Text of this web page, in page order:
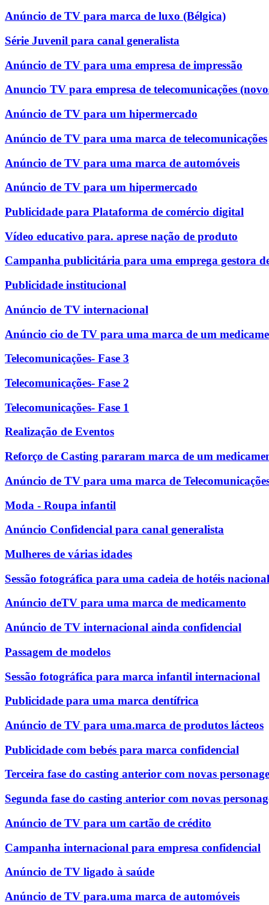
Anúncio de TV para marca de luxo (Bélgica)
Série Juvenil para canal generalista
Anúncio de TV para uma empresa de impressão
Anuncio TV para empresa de telecomunicações
Anúncio de TV para um hipermercado
Anúncio de TV para uma marca de telecomunicações
Anúncio de TV para uma marca de automóveis
Anúncio de TV para um hipermercado
Publicidade para Plataforma de comércio digital
Vídeo educativo para. aprese nação de produto
Campanha publicitária para uma emprega gestora
Publicidade institucional
Anúncio de TV internacional
Anúncio cio de TV para uma marca de um
Telecomunicações- Fase 3
Telecomunicações- Fase 2
Telecomunicações- Fase 1
Realização de Eventos
Reforço de Casting pararam marca de um
Anúncio de TV para uma marca de
Moda - Roupa infantil
Anúncio Confidencial para canal generalista
Mulheres de várias idades
Sessão fotográfica para uma cadeia de hotéis nacional
Anúncio deTV para uma marca de medicamento
Anúncio de TV internacional ainda confidencial
Passagem de modelos
Sessão fotográfica para marca infantil internacional
Publicidade para uma marca dentífrica
Anúncio de TV para uma.marca de produtos lácteos
Publicidade com bebés para marca confidencial
Terceira fase do casting anterior com novas
Segunda fase do casting anterior com novas
Anúncio de TV para um cartão de crédito
Campanha internacional para empresa confidencial
Anúncio de TV ligado à saúde
Anúncio de TV para.uma marca de automóveis